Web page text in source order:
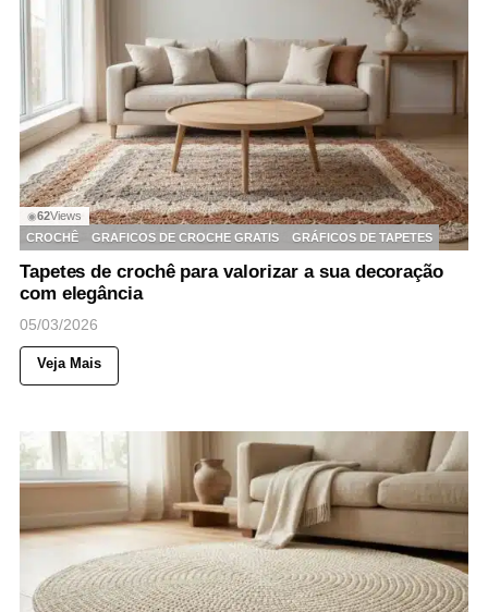
◉62Views
CROCHÊ
GRAFICOS DE CROCHE GRATIS GRÁFICOS DE TAPETES
Tapetes de crochê para valorizar a sua decoração
com elegância
05/03/2026
Veja Mais